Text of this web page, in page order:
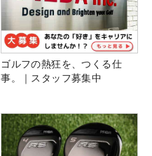
ゴルフの熱狂を、つくる仕
事。｜スタッフ募集中